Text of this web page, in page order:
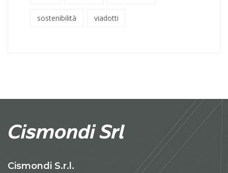
sostenibilità viadotti
Cismondi S.r.l.